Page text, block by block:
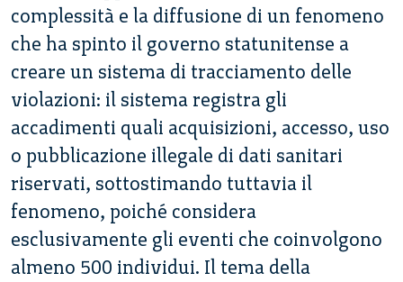
complessità e la diffusione di un fenomeno
che ha spinto il governo statunitense a
creare un sistema di tracciamento delle
violazioni: il sistema registra gli
accadimenti quali acquisizioni, accesso, uso
o pubblicazione illegale di dati sanitari
riservati, sottostimando tuttavia il
fenomeno, poiché considera
esclusivamente gli eventi che coinvolgono
almeno 500 individui. Il tema della